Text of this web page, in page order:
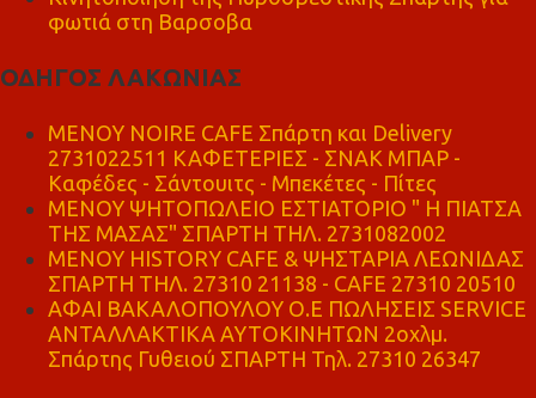
φωτιά στη Βαρσοβα
ΟΔΗΓΟΣ ΛΑΚΩΝΙΑΣ
MENOY NOIRE CAFE Σπάρτη και Delivery
2731022511 ΚΑΦΕΤΕΡΙΕΣ - ΣΝΑΚ ΜΠΑΡ -
Καφέδες - Σάντουιτς - Μπεκέτες - Πίτες
ΜΕΝΟΥ ΨΗΤΟΠΩΛΕΙΟ ΕΣΤΙΑΤΟΡΙΟ " Η ΠΙΑΤΣΑ
ΤΗΣ ΜΑΣΑΣ" ΣΠΑΡΤΗ ΤΗΛ. 2731082002
ΜΕΝΟΥ HISTORY CAFE & ΨΗΣΤΑΡΙΑ ΛΕΩΝΙΔΑΣ
ΣΠΑΡΤΗ ΤΗΛ. 27310 21138 - CAFE 27310 20510
ΑΦΑΙ ΒΑΚΑΛΟΠΟΥΛΟΥ Ο.Ε ΠΩΛΗΣΕΙΣ SERVICE
ΑΝΤΑΛΛΑΚΤΙΚΑ ΑΥΤΟΚΙΝΗΤΩΝ 2οχλμ.
Σπάρτης Γυθειού ΣΠΑΡΤΗ Τηλ. 27310 26347